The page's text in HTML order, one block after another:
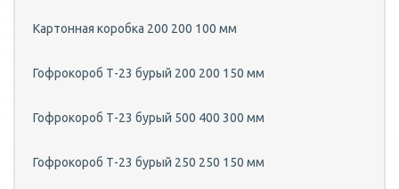
Картонная коробка 200 200 100 мм
Гофрокороб Т-23 бурый 200 200 150 мм
Гофрокороб Т-23 бурый 500 400 300 мм
Гофрокороб Т-23 бурый 250 250 150 мм